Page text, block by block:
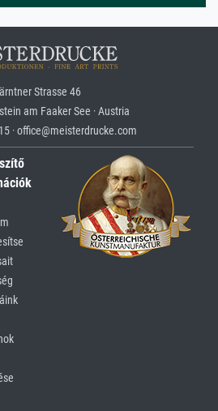
Strasse 46
am Faaker See · Austria
· office@meisterdrucke.com